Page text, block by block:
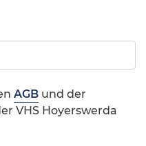
AGB und der
VHS Hoyerswerda